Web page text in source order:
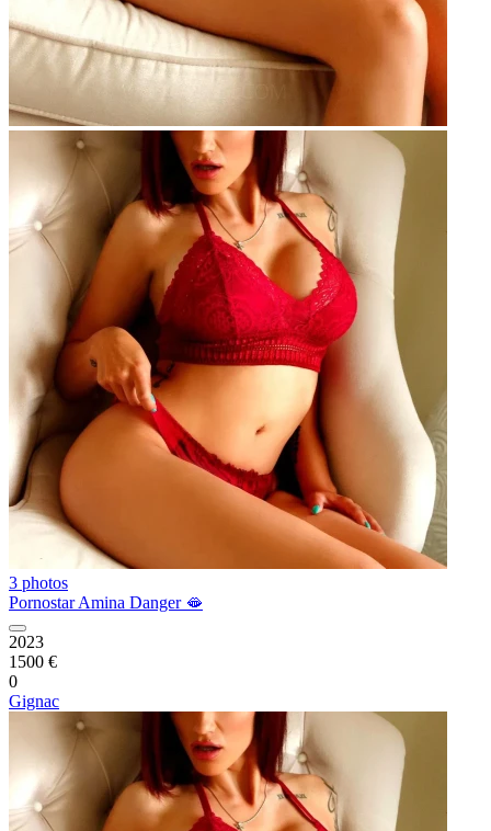
3 photos
Pornostar Amina Danger 🫦
2023
1500 €
0
Gignac